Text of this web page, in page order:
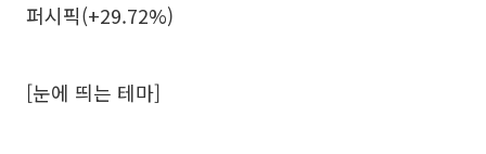
퍼시픽(+29.72%)
[눈에 띄는 테마]